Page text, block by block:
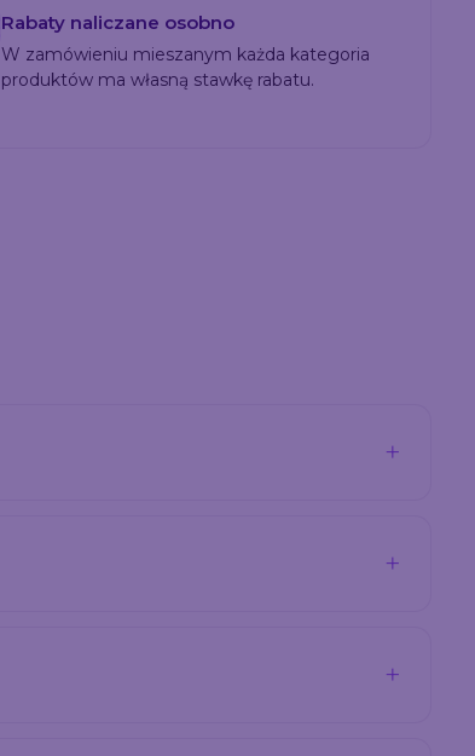
Rabaty naliczane osobno
W zamówieniu mieszanym każda kategoria
produktów ma własną stawkę rabatu.